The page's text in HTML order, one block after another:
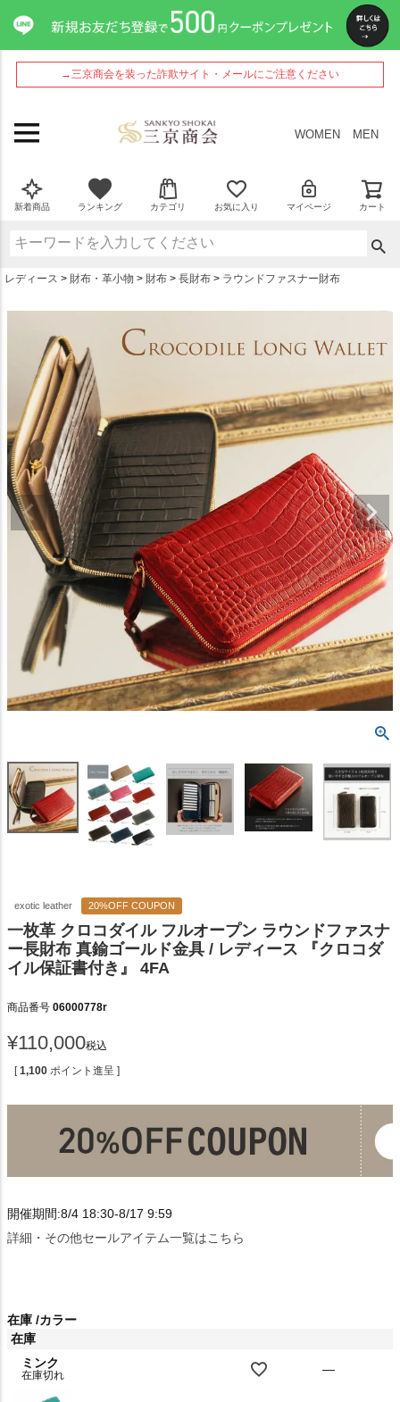
→三京商会を装った詐欺サイト・メールにご注意ください
WOMEN MEN
新着商品 ランキング カテゴリ お気に入り マイページ カート
レディース 財布・革小物 財布 長財布 ラウンドファスナー財布
exotic leather 20%OFF COUPON
一枚革 クロコダイル フルオープン ラウンドファスナ
ー長財布 真鍮ゴールド金具 / レディース 『クロコダ
イル保証書付き』 4FA
商品番号 06000778r
¥110,000税込
[ 1,100 ポイント進呈 ]
開催期間:8/4 18:30-8/17 9:59
詳細・その他セールアイテム一覧はこちら
在庫 カラー
在庫
ミンク
在庫切れ —
ペー
ジト
ップ
へ